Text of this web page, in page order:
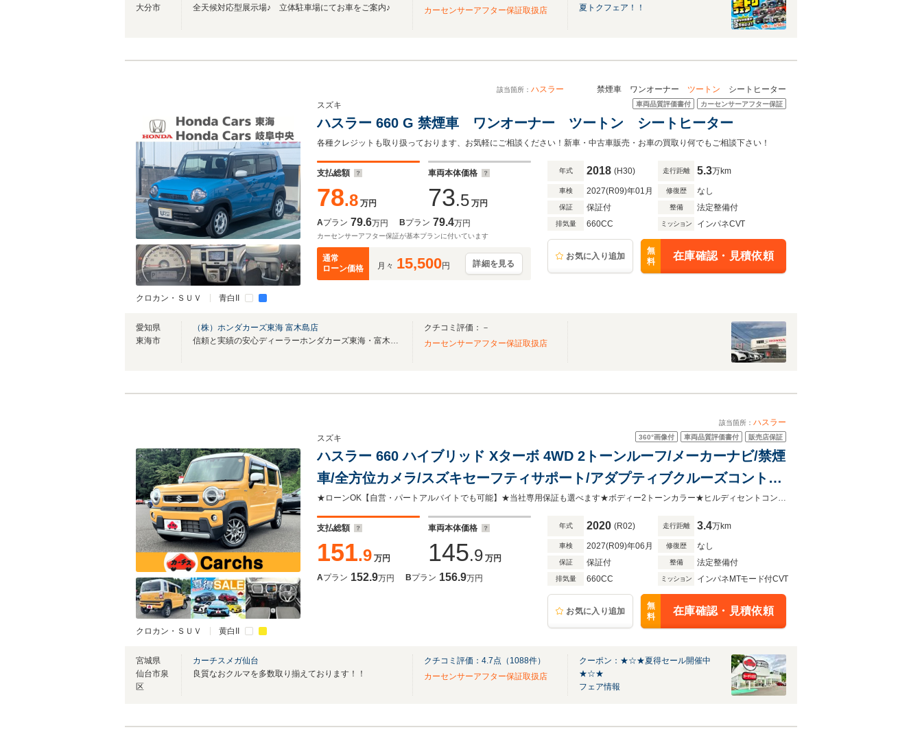
大分市
全天候対応型展示場♪ 立体駐車場にてお車をご案内♪
カーセンサーアフター保証取扱店
夏トクフェア！！
該当箇所： ハスラー 禁煙車 ワンオーナー ツートン シートヒーター
クロカン・ＳＵＶ 青白II
車両品質評価書付 カーセンサーアフター保証
スズキ
ハスラー 660 G 禁煙車 ワンオーナー ツートン シートヒーター
各種クレジットも取り扱っております、お気軽にご相談ください！新車・中古車販売・お車の買取り何でもご相談下さい！
支払総額
78.8 万円
車両本体価格
73.5 万円
Aプラン 79.6万円 Bプラン 79.4万円
カーセンサーアフター保証が基本プランに付いています
通常
ローン価格
月々 15,500円 詳細を見る
年式 2018 (H30) 走行距離 5.3万km
車検 2027(R09)年01月 修復歴 なし
保証 保証付 整備 法定整備付
排気量 660CC ミッション インパネCVT
お気に入り追加
無
料
在庫確認・見積依頼
愛知県
東海市
（株）ホンダカーズ東海 富木島店
信頼と実績の安心ディーラーホンダカーズ東海・富木島店！
クチコミ評価：－
カーセンサーアフター保証取扱店
該当箇所： ハスラー
クロカン・ＳＵＶ 黄白II
360°画像付 車両品質評価書付 販売店保証
スズキ
ハスラー 660 ハイブリッド Xターボ 4WD 2トーンルーフ/メーカーナビ/禁煙
車/全方位カメラ/スズキセーフティサポート/アダプティブクルーズコントロ
ール/シートヒーター/LEDヘッドライト/フルセグ/BluetoothAudio/スマート
キー/ヒルディセントコントロール
★ローンOK【自営・パートアルバイトでも可能】★当社専用保証も選べます★ボディー2トーンカラー★ヒルディセントコントロール★Bluetooth★グリップコントロール★パドルシフト★
支払総額
151.9 万円
車両本体価格
145.9 万円
Aプラン 152.9万円 Bプラン 156.9万円
年式 2020 (R02) 走行距離 3.4万km
車検 2027(R09)年06月 修復歴 なし
保証 保証付 整備 法定整備付
排気量 660CC ミッション インパネMTモード付CVT
お気に入り追加
無
料
在庫確認・見積依頼
宮城県
仙台市泉
区
カーチスメガ仙台
良質なおクルマを多数取り揃えております！！
クチコミ評価： 4.7点（ 1088件）
カーセンサーアフター保証取扱店
クーポン：★☆★夏得セール開催中
★☆★
フェア情報